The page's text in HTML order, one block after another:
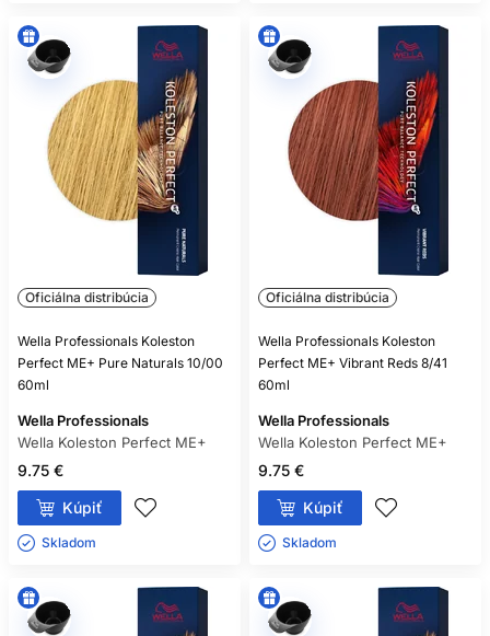
Oficiálna distribúcia
Wella Professionals Koleston
Perfect ME+ Pure Naturals 10/00
60ml
Wella Professionals
Wella Koleston Perfect ME+
9.75 €
Kúpiť
Skladom ㅤ
Oficiálna distribúcia
Wella Professionals Koleston
Perfect ME+ Vibrant Reds 8/41
60ml
Wella Professionals
Wella Koleston Perfect ME+
9.75 €
Kúpiť
Skladom ㅤ